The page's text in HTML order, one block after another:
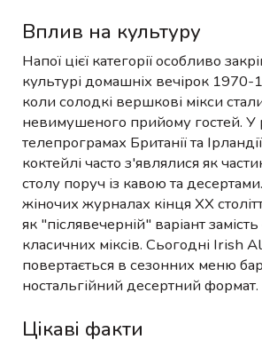
Вплив на культуру
Напої цієї категорії особливо
культурі домашніх вечірок 1970-
коли солодкі вершкові мікси
невимушеного прийому гостей. У
телепрограмах Британії та
коктейлі часто з'являлися як
столу поруч із кавою та
жіночих журналах кінця XX
як "післявечерній" варіант
класичних міксів. Сьогодні Irish
повертається в сезонних меню
ностальгійний десертний формат.
Цікаві факти